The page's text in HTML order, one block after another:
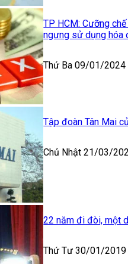
TP HCM: Cưỡng
ngưng sử dụng hóa
Thứ Ba 09/01/2024
Tập đoàn Tân Mai
Chủ Nhật 21/03/
22 năm đi đòi, một
Thứ Tư 30/01/2019